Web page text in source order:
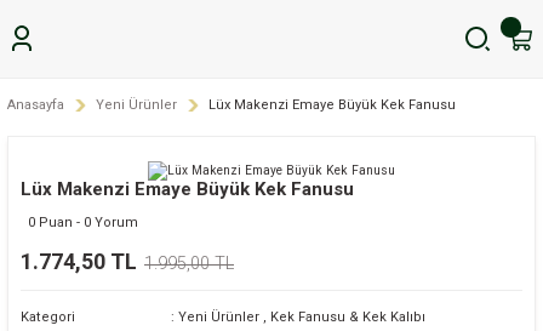
Anasayfa Yeni Ürünler Lüx Makenzi Emaye Büyük Kek Fanusu
Lüx Makenzi Emaye Büyük Kek Fanusu
0 Puan - 0 Yorum
1.774,50 TL 1.995,00 TL
Kategori Yeni Ürünler , Kek Fanusu & Kek Kalıbı